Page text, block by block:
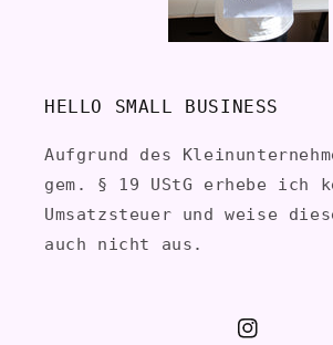
HELLO SMALL BUSINESS
Aufgrund des
gem. § 19 UStG erhebe ich
Umsatzsteuer und weise
auch nicht aus.
Instagram